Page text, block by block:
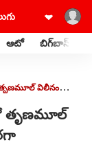
ఆటో బిగ్‌బాస్
తృణమూల్ విలీనం
తృణమూల్